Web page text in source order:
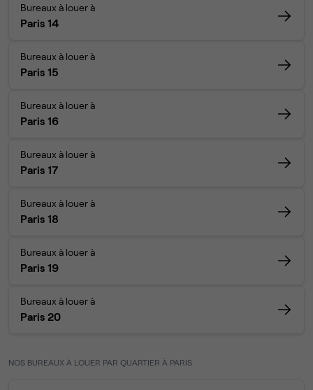
Bureaux à louer à
Paris 14
Bureaux à louer à
Paris 15
Bureaux à louer à
Paris 16
Bureaux à louer à
Paris 17
Bureaux à louer à
Paris 18
Bureaux à louer à
Paris 19
Bureaux à louer à
Paris 20
NOS BUREAUX À LOUER PAR QUARTIER À PARIS